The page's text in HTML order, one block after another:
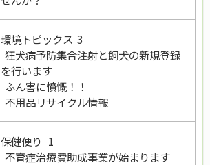
環境トピックス 3
狂犬病予防集合注射と飼犬の新規登録
を行います
ふん害に憤慨！！
不用品リサイクル情報
保健便り 1
不育症治療費助成事業が始まります